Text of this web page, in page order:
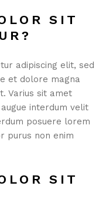
SIT
adipiscing elit, sed
et dolore magna
Varius sit amet
interdum velit
posuere lorem
purus non enim
SIT